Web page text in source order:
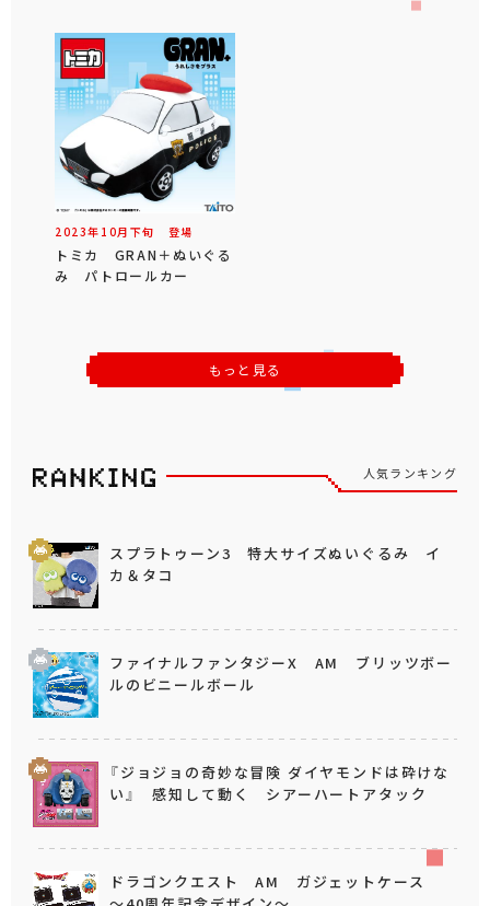
2023年 10月 下旬 登場
トミカ GRAN＋ぬいぐる
み パトロールカー
もっと見る
人気ランキング
スプラトゥーン3 特大サイズぬいぐるみ イ
カ＆タコ
ファイナルファンタジーX AM ブリッツボー
ルのビニールボール
『ジョジョの奇妙な冒険 ダイヤモンドは砕けな
い』 感知して動く シアーハートアタック
ドラゴンクエスト AM ガジェットケース